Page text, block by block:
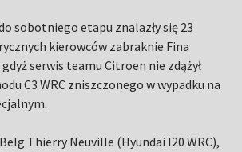
sobotniego etapu znalazły się 23
kierowców zabraknie Fina
serwis teamu Citroen nie zdążył
C3 WRC zniszczonego w wypadku na
Thierry Neuville (Hyundai I20 WRC),